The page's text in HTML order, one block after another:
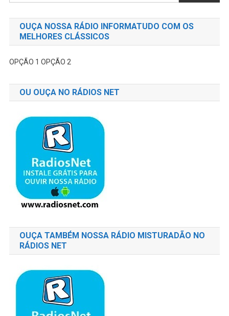
OUÇA NOSSA RÁDIO INFORMATUDO COM OS
MELHORES CLÁSSICOS
OPÇÃO 1 OPÇÃO 2
OU OUÇA NO RÁDIOS NET
OUÇA TAMBÉM NOSSA RÁDIO MISTURADÃO NO
RÁDIOS NET